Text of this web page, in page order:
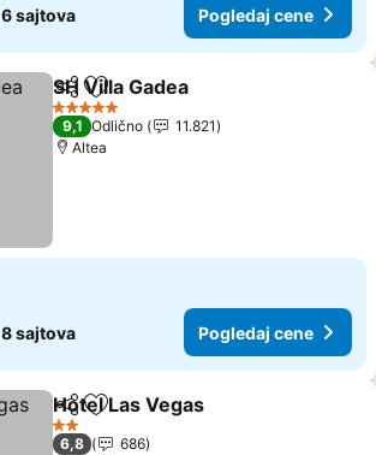
6 sajtova Pogledaj cene
Deli Dodati u favorite
SH Villa Gadea
5 Zvezdice
9,1 Odlično
11.821
Altea
8 sajtova Pogledaj cene
Deli Dodati u favorite
Hotel Las Vegas
2 Zvezdice
6,8
686